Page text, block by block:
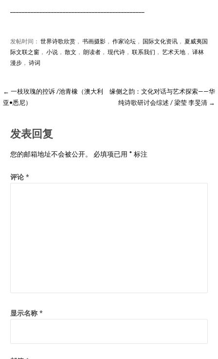
发帖时间： 世界诗歌欣赏， 书画摄影， 作家论坛， 国际文化资讯， 夏威夷国
际文联之窗， 小说， 散文 ， 朗读者， 现代诗， 联系我们 ， 艺术天地， 译林
漫步， 诗词
← 一枝玫瑰的控诉 /池青橡（澳大利
亚•悉尼）
缘侧之韵：文化对话与艺术探索——华
纯诗歌研讨会综述 / 梁莹 李旻清 →
发表回复
您的邮箱地址不会被公开。 必填项已用 * 标注
评论 *
显示名称 *